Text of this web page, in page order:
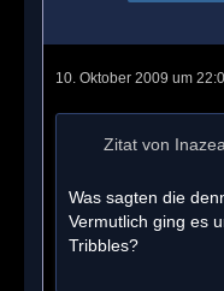
10. Oktober 2009 um
Zitat von Inazea
Was sagten die
Vermutlich ging es
Tribbles?